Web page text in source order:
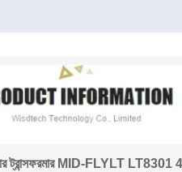
ট্রান্সফরমার MID-FLYLT